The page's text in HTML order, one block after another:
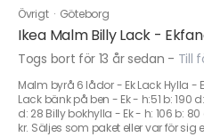
Övrigt · Göteborg
Ikea Malm Billy Lack -
Togs bort för 13 år sedan - Till
Malm byrå 6 lådor - Ek Lack Hylla -
Lack bänk på ben - Ek - h:51 b: 190
d: 28 Billy bokhylla - Ek - h: 106 b:
kr. Säljes som paket eller var för